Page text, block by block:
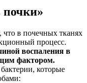
почки»
что в почечных тканях
процесс.
воспаления в
фактором.
которые